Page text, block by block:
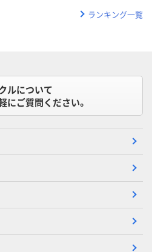
ランキング一覧
ルについて
にご質問ください。